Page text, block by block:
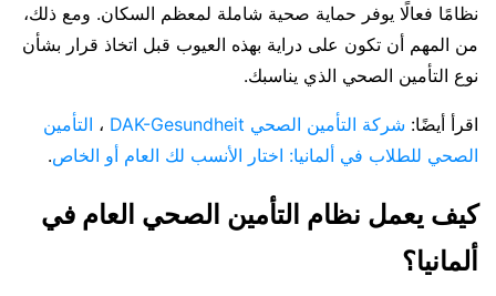
نظامًا فعالًا يوفر حماية صحية شاملة لمعظم السكان. ومع ذلك،
من المهم أن تكون على دراية بهذه العيوب قبل اتخاذ قرار بشأن
نوع التأمين الصحي الذي يناسبك.
اقرأ أيضًا: شركة التأمين الصحي DAK-Gesundheit ، التأمين
الصحي للطلاب في ألمانيا: اختار الأنسب لك العام أو الخاص.
كيف يعمل نظام التأمين الصحي العام في
ألمانيا؟